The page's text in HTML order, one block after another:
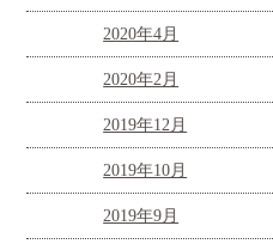
2020年4月
2020年2月
2019年12月
2019年10月
2019年9月